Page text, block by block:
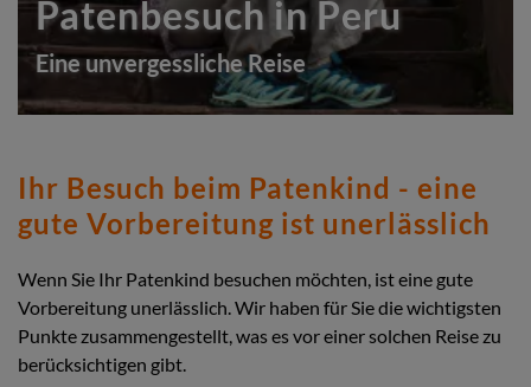
Patenbesuch in Peru
Eine unvergessliche Reise
Ihr Besuch beim Patenkind - eine
gute Vorbereitung ist unerlässlich
Wenn Sie Ihr Patenkind besuchen möchten, ist eine gute
Vorbereitung unerlässlich. Wir haben für Sie die wichtigsten
Punkte zusammengestellt, was es vor einer solchen Reise zu
berücksichtigen gibt.